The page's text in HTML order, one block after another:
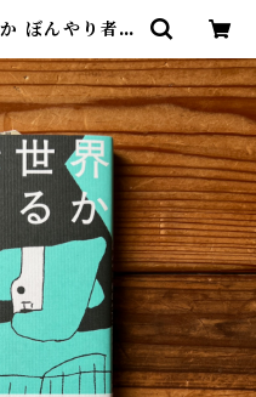
ぼんやり者の
本屋 トンガ坂